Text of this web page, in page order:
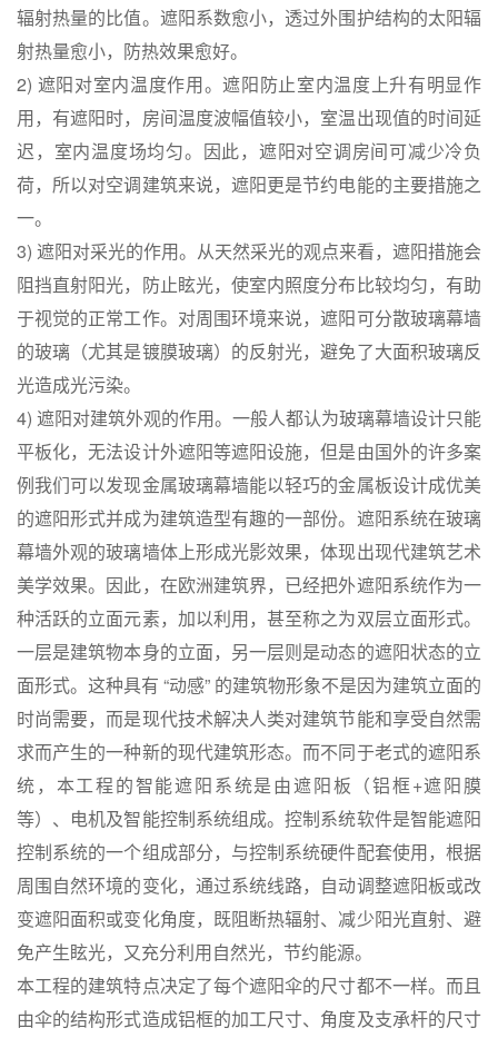
辐射热量的比值。遮阳系数愈小，透过外围护结构的太阳辐
射热量愈小，防热效果愈好。
2) 遮阳对室内温度作用。遮阳防止室内温度上升有明显作
用，有遮阳时，房间温度波幅值较小，室温出现值的时间延
迟，室内温度场均匀。因此，遮阳对空调房间可减少冷负
荷，所以对空调建筑来说，遮阳更是节约电能的主要措施之
一。
3) 遮阳对采光的作用。从天然采光的观点来看，遮阳措施会
阻挡直射阳光，防止眩光，使室内照度分布比较均匀，有助
于视觉的正常工作。对周围环境来说，遮阳可分散玻璃幕墙
的玻璃（尤其是镀膜玻璃）的反射光，避免了大面积玻璃反
光造成光污染。
4) 遮阳对建筑外观的作用。一般人都认为玻璃幕墙设计只能
平板化，无法设计外遮阳等遮阳设施，但是由国外的许多案
例我们可以发现金属玻璃幕墙能以轻巧的金属板设计成优美
的遮阳形式并成为建筑造型有趣的一部份。遮阳系统在玻璃
幕墙外观的玻璃墙体上形成光影效果，体现出现代建筑艺术
美学效果。因此，在欧洲建筑界，已经把外遮阳系统作为一
种活跃的立面元素，加以利用，甚至称之为双层立面形式。
一层是建筑物本身的立面，另一层则是动态的遮阳状态的立
面形式。这种具有 “动感” 的建筑物形象不是因为建筑立面的
时尚需要，而是现代技术解决人类对建筑节能和享受自然需
求而产生的一种新的现代建筑形态。而不同于老式的遮阳系
统，本工程的智能遮阳系统是由遮阳板（铝框+遮阳膜
等）、电机及智能控制系统组成。控制系统软件是智能遮阳
控制系统的一个组成部分，与控制系统硬件配套使用，根据
周围自然环境的变化，通过系统线路，自动调整遮阳板或改
变遮阳面积或变化角度，既阻断热辐射、减少阳光直射、避
免产生眩光，又充分利用自然光，节约能源。
本工程的建筑特点决定了每个遮阳伞的尺寸都不一样。而且
由伞的结构形式造成铝框的加工尺寸、角度及支承杆的尺寸